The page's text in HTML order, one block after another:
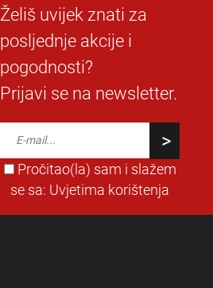
Želiš uvijek znati za
posljednje akcije i
pogodnosti?
Prijavi se na newsletter.
Pročitao(la) sam i slažem
se sa: Uvjetima korištenja